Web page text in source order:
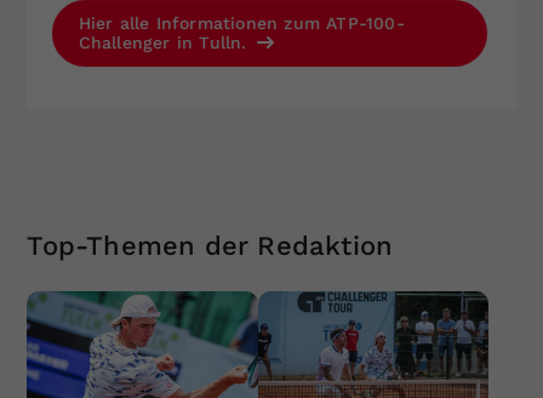
Hier alle Informationen zum ATP-100-
Challenger in Tulln.
Top-Themen der Redaktion